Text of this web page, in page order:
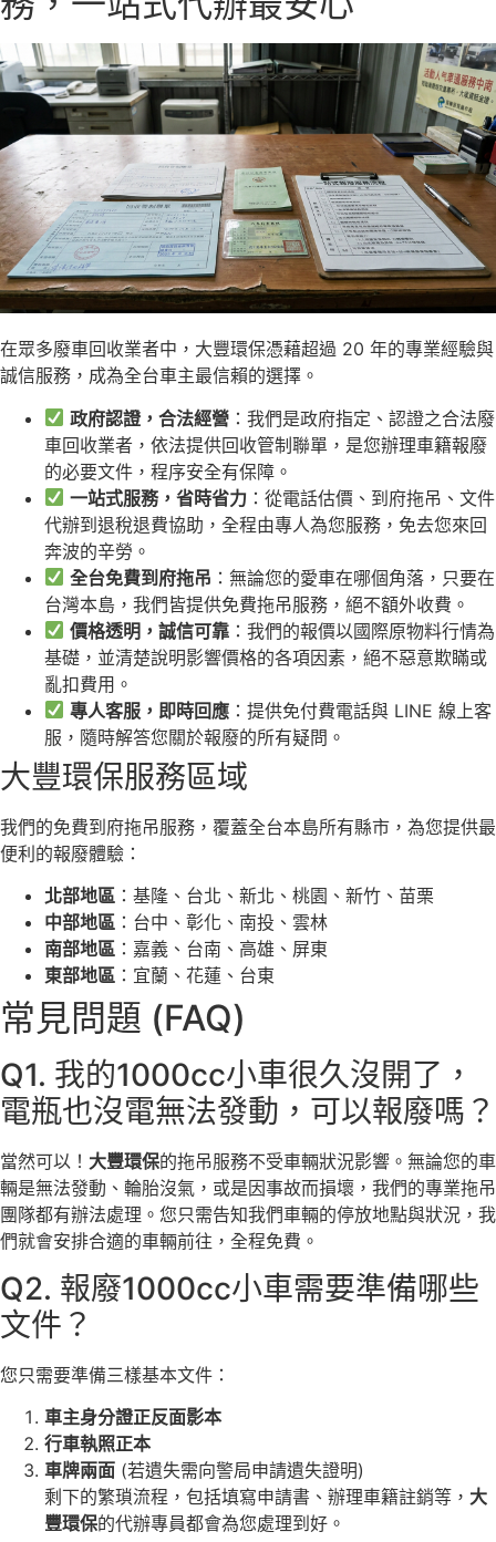
在眾多廢車回收業者中，大豐環保憑藉超過 20 年的專業經驗與
誠信服務，成為全台車主最信賴的選擇。
政府認證，合法經營 ：我們是政府指定、認證之合法廢
車回收業者，依法提供回收管制聯單，是您辦理車籍報廢
的必要文件，程序安全有保障。
一站式服務，省時省力 ：從電話估價、到府拖吊、文件
代辦到退稅退費協助，全程由專人為您服務，免去您來回
奔波的辛勞。
全台免費到府拖吊 ：無論您的愛車在哪個角落，只要在
台灣本島，我們皆提供免費拖吊服務，絕不額外收費。
價格透明，誠信可靠 ：我們的報價以國際原物料行情為
基礎，並清楚說明影響價格的各項因素，絕不惡意欺瞞或
亂扣費用。
專人客服，即時回應 ：提供免付費電話與 LINE 線上客
服，隨時解答您關於報廢的所有疑問。
大豐環保服務區域
我們的免費到府拖吊服務，覆蓋全台本島所有縣市，為您提供最
便利的報廢體驗：
北部地區 ：基隆、台北、新北、桃園、新竹、苗栗
中部地區 ：台中、彰化、南投、雲林
南部地區 ：嘉義、台南、高雄、屏東
東部地區 ：宜蘭、花蓮、台東
常見問題 (FAQ)
Q1. 我的1000cc小車很久沒開了，
電瓶也沒電無法發動，可以報廢嗎？
當然可以！ 大豐環保的拖吊服務不受車輛狀況影響。無論您的車
輛是無法發動、輪胎沒氣，或是因事故而損壞，我們的專業拖吊
團隊都有辦法處理。您只需告知我們車輛的停放地點與狀況，我
們就會安排合適的車輛前往，全程免費。
Q2. 報廢1000cc小車需要準備哪些
文件？
您只需要準備三樣基本文件：
車主身分證正反面影本
行車執照正本
車牌兩面 (若遺失需向警局申請遺失證明)
剩下的繁瑣流程，包括填寫申請書、辦理車籍註銷等， 大
豐環保的代辦專員都會為您處理到好。